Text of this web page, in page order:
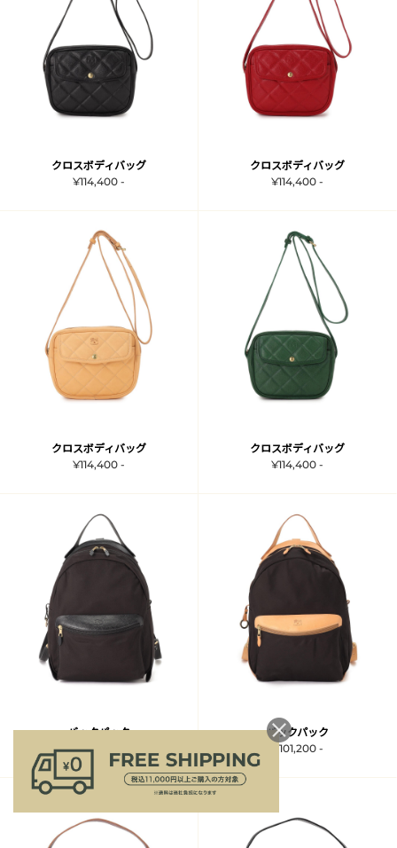
クロスボディバッグ
¥114,400 -
クロスボディバッグ
¥114,400 -
クロスボディバッグ
¥114,400 -
クロスボディバッグ
¥114,400 -
バックパック
¥101,200 -
バックパック
¥101,200 -